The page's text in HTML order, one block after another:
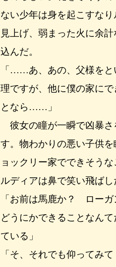
ない少年は身を起こすな
見上げ、弱まった火に余
込んだ。
「……あ、あの、父様をと
理ですが、他に僕の家に
となら……」
彼女の瞳が一瞬で凶暴さ
す。物わかりの悪い子供
ョックリー家でできそう
ルディアは鼻で笑い飛ばし
「お前は馬鹿か？ ローガ
どうにかできることなん
ている」
「そ、それでも仰ってみ